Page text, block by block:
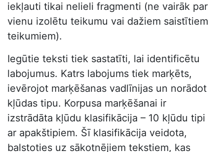
iekļauti tikai nelieli fragmenti (ne vairāk par
vienu izolētu teikumu vai dažiem saistītiem
teikumiem).
Iegūtie teksti tiek sastatīti, lai identificētu
labojumus. Katrs labojums tiek marķēts,
ievērojot marķēšanas vadlīnijas un norādot
kļūdas tipu. Korpusa marķēšanai ir
izstrādāta kļūdu klasifikācija – 10 kļūdu tipi
ar apakštipiem. Šī klasifikācija veidota,
balstoties uz sākotnējiem tekstiem, kas